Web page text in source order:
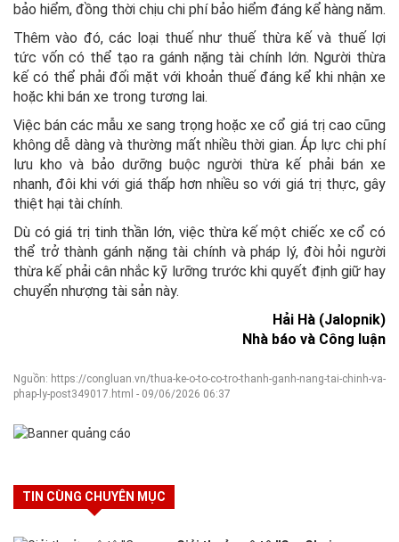
bảo hiểm, đồng thời chịu chi phí bảo hiểm đáng kể hàng năm.
Thêm vào đó, các loại thuế như thuế thừa kế và thuế lợi
tức vốn có thể tạo ra gánh nặng tài chính lớn. Người thừa
kế có thể phải đối mặt với khoản thuế đáng kể khi nhận xe
hoặc khi bán xe trong tương lai.
Việc bán các mẫu xe sang trọng hoặc xe cổ giá trị cao cũng
không dễ dàng và thường mất nhiều thời gian. Áp lực chi phí
lưu kho và bảo dưỡng buộc người thừa kế phải bán xe
nhanh, đôi khi với giá thấp hơn nhiều so với giá trị thực, gây
thiệt hại tài chính.
Dù có giá trị tinh thần lớn, việc thừa kế một chiếc xe cổ có
thể trở thành gánh nặng tài chính và pháp lý, đòi hỏi người
thừa kế phải cân nhắc kỹ lưỡng trước khi quyết định giữ hay
chuyển nhượng tài sản này.
Hải Hà (Jalopnik)
Nhà báo và Công luận
Nguồn: https://congluan.vn/thua-ke-o-to-co-tro-thanh-ganh-nang-tai-chinh-va-
phap-ly-post349017.html - 09/06/2026 06:37
TIN CÙNG CHUYÊN MỤC